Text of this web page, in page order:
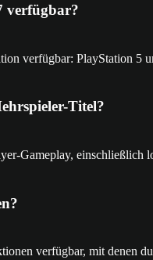
verfügbar?
verfügbar: PlayStation 5
Titel?
Gameplay,
verfügbar, mit denen